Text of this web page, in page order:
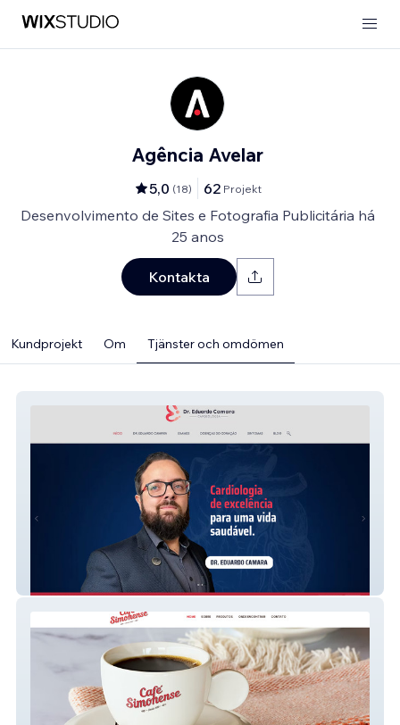
Agência Avelar
5,0 (18) 62 Projekt
Desenvolvimento de Sites e Fotografia Publicitária há
25 anos
Kontakta
Kundprojekt Om Tjänster och omdömen
Dr. Eduardo Camara